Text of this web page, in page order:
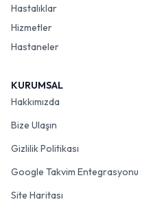
Hastalıklar
Hizmetler
Hastaneler
KURUMSAL
Hakkımızda
Bize Ulaşın
Gizlilik Politikası
Google Takvim Entegrasyonu
Site Haritası